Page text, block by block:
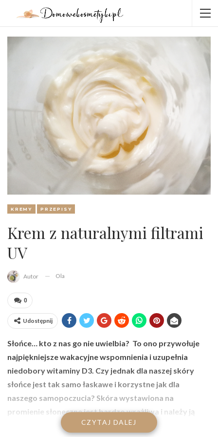
KREMY PRZEPISY
Krem z naturalnymi filtrami
UV
Autor Ola
0
Udostępnij
Słońce… kto z nas go nie uwielbia? To ono przywołuje
najpiękniejsze wakacyjne wspomnienia i uzupełnia
niedobory witaminy D3. Czy jednak dla naszej skóry
słońce jest tak samo łaskawe i korzystne jak dla
naszego samopoczucia? Skóra wystawiona na
promienie słoneczne jest bardzo wrażliwa i należy ją
chronić, stosując odpowiednie kremy z filtrami UV. W
CZYTAJ DALEJ